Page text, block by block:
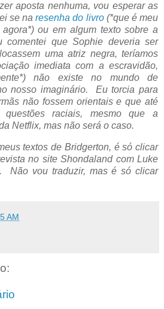
aposta nenhuma, vou esperar as
se naresenha do livro(*que é meu
ou em algum texto sobre a
comentei que Sophie deveria ser
uma atriz negra, teríamos
imediata com a escravidão,
não existe no mundo de
nosso imaginário. Eu torcia para
não fossem orientais e que até
questões raciais, mesmo que a
Netflix, mas não será o caso.
textos de Bridgerton, é só clicar
no site Shondaland comLuke
Não vou traduzir, mas é só clicar
AM